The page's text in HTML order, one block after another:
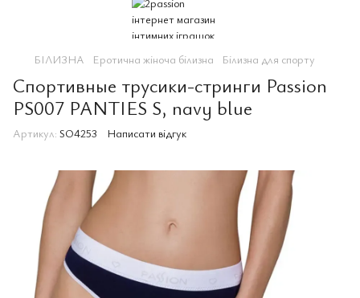
БІЛИЗНА Еротична жіноча білизна Білизна для спорту
Спортивные трусики-стринги Passion
PS007 PANTIES S, navy blue
Артикул: SO4253 Написати відгук